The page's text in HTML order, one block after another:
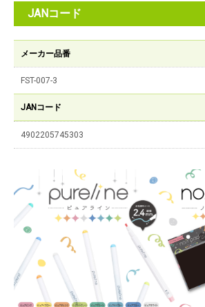
JANコード
メーカー品番
FST-007-3
JANコード
4902205745303